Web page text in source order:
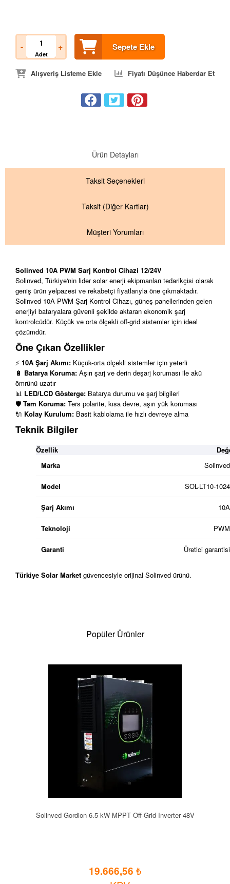
-
Adet
+ Sepete Ekle
Alışveriş Listeme Ekle Fiyatı Düşünce Haberdar Et
Ürün Detayları
Taksit Seçenekleri
Taksit (Diğer Kartlar)
Müşteri Yorumları
Solinved 10A PWM Sarj Kontrol Cihazi 12/24V
Solinved, Türkiye'nin lider solar enerji ekipmanları tedarikçisi olarak
geniş ürün yelpazesi ve rekabetçi fiyatlarıyla öne çıkmaktadır.
Solinved 10A PWM Şarj Kontrol Cihazı, güneş panellerinden gelen
enerjiyi bataryalara güvenli şekilde aktaran ekonomik şarj
kontrolcüdür. Küçük ve orta ölçekli off-grid sistemler için ideal
çözümdür.
Öne Çıkan Özellikler
⚡ 10A Şarj Akımı: Küçük-orta ölçekli sistemler için yeterli
🔋 Batarya Koruma: Aşırı şarj ve derin deşarj koruması ile akü
ömrünü uzatır
📊 LED/LCD Gösterge: Batarya durumu ve şarj bilgileri
🛡️ Tam Koruma: Ters polarite, kısa devre, aşırı yük koruması
🔌 Kolay Kurulum: Basit kablolama ile hızlı devreye alma
Teknik Bilgiler
Özellik
Marka
Solinved
Model SOL-LT10-1024
Şarj Akımı 10A
Teknoloji PWM
Garanti Üretici garantisi
Türkiye Solar Market güvencesiyle orijinal Solinved ürünü.
Popüler Ürünler
Solinved Gordion 6.5 kW MPPT Off-Grid Inverter 48V
19.666,56